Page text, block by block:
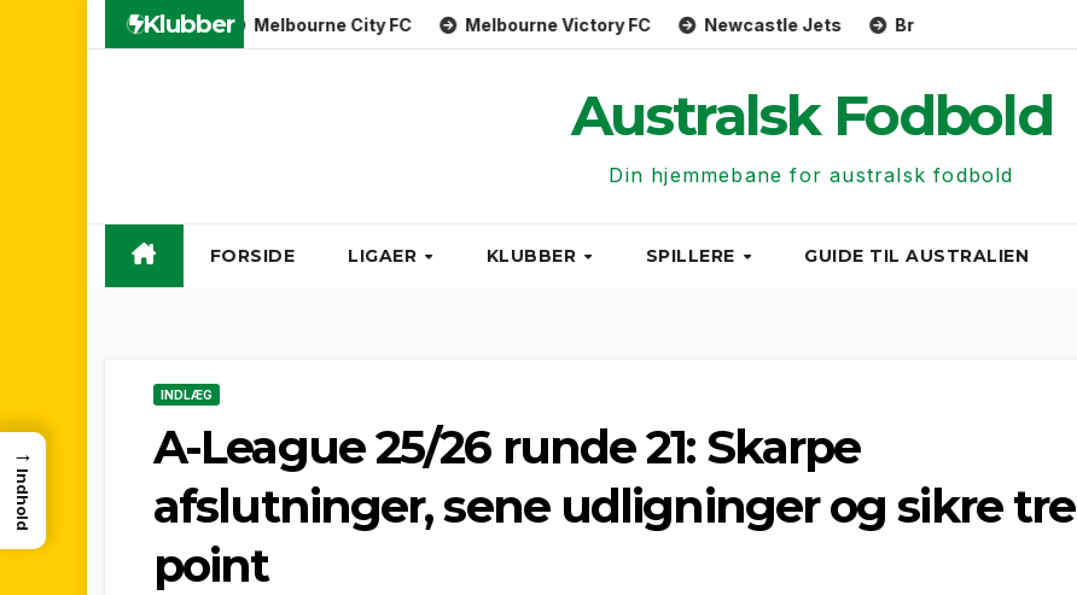
Klubber
Melbourne City FC Melbourne Victory FC Newcastle Jets Brisbane Roar
Australsk Fodbold
Din hjemmebane for australsk fodbold
FORSIDE LIGAER KLUBBER SPILLERE GUIDE TIL AUSTRALIEN
INDLÆG
A-League 25/26 runde 21: Skarpe
afslutninger, sene udligninger og sikre tre
point
→
Indhold